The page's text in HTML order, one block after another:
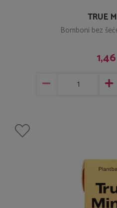
TRUE
Bomboni bez